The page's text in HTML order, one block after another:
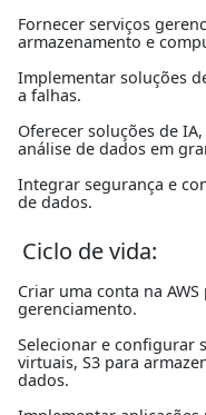
Fornecer serviços
armazenamento e
Implementar soluções
a falhas.
Oferecer soluções de
análise de dados em
Integrar segurança e
de dados.
Ciclo de vida:
Criar uma conta na
gerenciamento.
Selecionar e configurar
virtuais, S3 para
dados.